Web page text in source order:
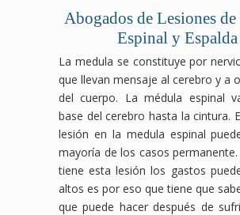
Abogados de Lesiones
Espinal y Espalda
La medula se constituye por
que llevan mensaje al cerebro y a
del cuerpo. La médula espinal
base del cerebro hasta la cintura.
lesión en la medula espinal
mayoría de los casos permanente.
tiene esta lesión los gastos
altos es por eso que tiene que
que puede hacer después de